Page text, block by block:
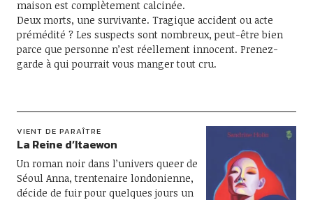
maison est complètement calcinée.
Deux morts, une survivante. Tragique accident ou acte
prémédité ? Les suspects sont nombreux, peut-être bien
parce que personne n’est réellement innocent. Prenez-
garde à qui pourrait vous manger tout cru.
VIENT DE PARAÎTRE
La Reine d’Itaewon
Un roman noir dans l’univers queer​ de
Séoul Anna, trentenaire londonienne,
décide de fuir pour quelques jours un